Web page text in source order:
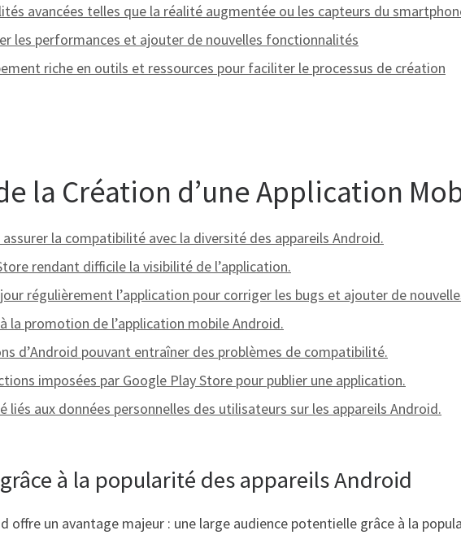
avancées telles que la réalité augmentée ou les capteurs du
les performances et ajouter de nouvelles fonctionnalités
riche en outils et ressources pour faciliter le processus de création
la Création d’une Application
la compatibilité avec la diversité des appareils Android.
rendant difficile la visibilité de l’application.
régulièrement l’application pour corriger les bugs et ajouter de
la promotion de l’application mobile Android.
d’Android pouvant entraîner des problèmes de compatibilité.
imposées par Google Play Store pour publier une application.
liés aux données personnelles des utilisateurs sur les appareils Android.
à la popularité des appareils Android
offre un avantage majeur : une large audience potentielle grâce à la